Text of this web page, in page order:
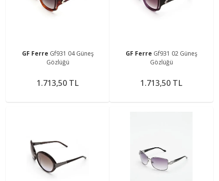
GF Ferre Gf931 04 Güneş
Gözlüğü
1.713,50 TL
GF Ferre Gf931 02 Güneş
Gözlüğü
1.713,50 TL